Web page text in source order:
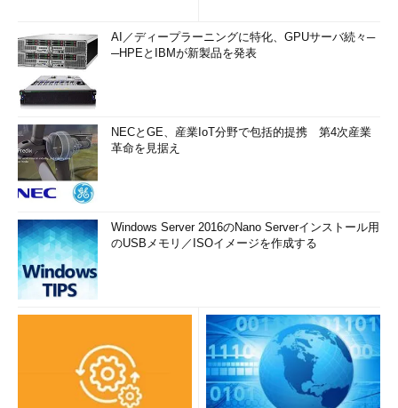
AI／ディープラーニングに特化、GPUサーバ続々─
─HPEとIBMが新製品を発表
NECとGE、産業IoT分野で包括的提携 第4次産業
革命を見据え
Windows Server 2016のNano Serverインストール用
のUSBメモリ／ISOイメージを作成する